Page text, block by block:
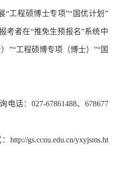
“工程硕博士专项”“国优计划”
考者在“推免生预报名”系统中
”“工程硕博专项（博士）”“国
电话：027-67861488、678677
gs.ccnu.edu.cn/yxyjsms.ht